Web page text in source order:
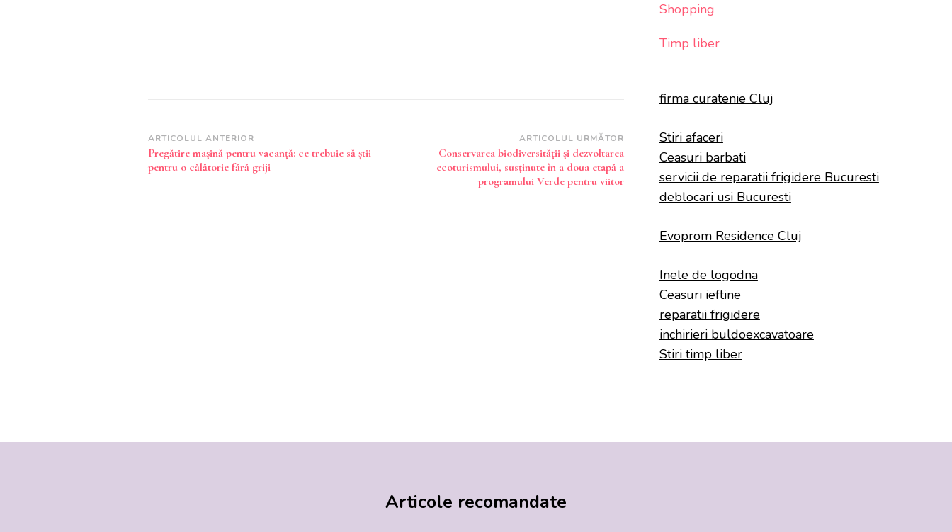
Navigare
în
articole
ARTICOLUL ANTERIOR
Pregătire mașină pentru vacanță: ce trebuie să știi
pentru o călătorie fără griji
ARTICOLUL URMĂTOR
Conservarea biodiversității și dezvoltarea
ecoturismului, susținute în a doua etapă a
programului Verde pentru viitor
Shopping
Timp liber
firma curatenie Cluj
Stiri afaceri
Ceasuri barbati
servicii de reparatii frigidere Bucuresti
deblocari usi Bucuresti
Evoprom Residence Cluj
Inele de logodna
Ceasuri ieftine
reparatii frigidere
inchirieri buldoexcavatoare
Stiri timp liber
Articole recomandate